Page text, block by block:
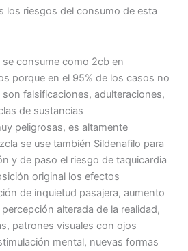
los riesgos del consumo de esta
consume como 2cb en
porque en el 95% de los casos no
falsificaciones, adulteraciones,
de sustancias
peligrosas, es altamente
se use también Sildenafilo para
y de paso el riesgo de taquicardia
original los efectos
de inquietud pasajera, aumento
alterada de la realidad,
patrones visuales con ojos
mental, nuevas formas